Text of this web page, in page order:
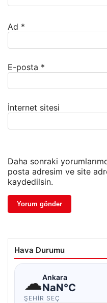
Ad *
E-posta *
İnternet sitesi
Daha sonraki
posta adresim ve site
kaydedilsin.
Hava Durumu
☁Ankara
NaN°C
ŞEHIR SEÇ